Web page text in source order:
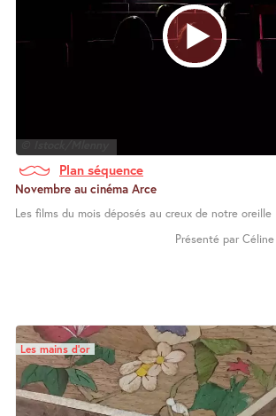
Plan séquence
Novembre au cinéma Arce
Les films du mois déposés au creux de notre oreille
Présenté par
Les mains d’or